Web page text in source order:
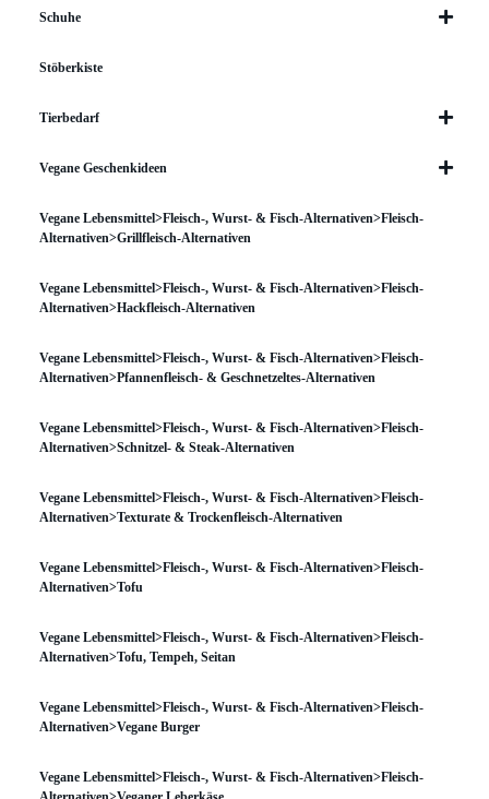
Schuhe
Stöberkiste
Tierbedarf
Vegane Geschenkideen
Vegane Lebensmittel>Fleisch-, Wurst- & Fisch-Alternativen>Fleisch-
Alternativen>Grillfleisch-Alternativen
Vegane Lebensmittel>Fleisch-, Wurst- & Fisch-Alternativen>Fleisch-
Alternativen>Hackfleisch-Alternativen
Vegane Lebensmittel>Fleisch-, Wurst- & Fisch-Alternativen>Fleisch-
Alternativen>Pfannenfleisch- & Geschnetzeltes-Alternativen
Vegane Lebensmittel>Fleisch-, Wurst- & Fisch-Alternativen>Fleisch-
Alternativen>Schnitzel- & Steak-Alternativen
Vegane Lebensmittel>Fleisch-, Wurst- & Fisch-Alternativen>Fleisch-
Alternativen>Texturate & Trockenfleisch-Alternativen
Vegane Lebensmittel>Fleisch-, Wurst- & Fisch-Alternativen>Fleisch-
Alternativen>Tofu
Vegane Lebensmittel>Fleisch-, Wurst- & Fisch-Alternativen>Fleisch-
Alternativen>Tofu, Tempeh, Seitan
Vegane Lebensmittel>Fleisch-, Wurst- & Fisch-Alternativen>Fleisch-
Alternativen>Vegane Burger
Vegane Lebensmittel>Fleisch-, Wurst- & Fisch-Alternativen>Fleisch-